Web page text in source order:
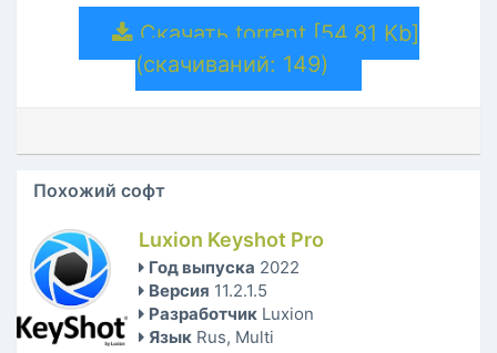
Скачать torrent [54.81 Kb]
(cкачиваний: 149)
Похожий софт
Luxion Keyshot Pro
Год выпуска 2022
Версия 11.2.1.5
Разработчик Luxion
Язык Rus, Multi